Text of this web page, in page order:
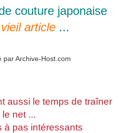
couture japonaise
article...
aussi le temps de traîner
le net ...
à pas intéressants